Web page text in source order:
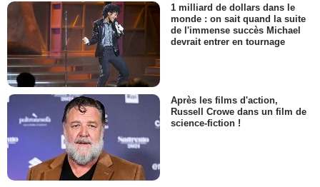
1 milliard de dollars dans le
monde : on sait quand la suite
de l'immense succès Michael
devrait entrer en tournage
Après les films d'action,
Russell Crowe dans un film de
science-fiction !